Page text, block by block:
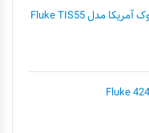
دوربین تصویربرداری حرارتی فلوک آمریکا مدل Fluke TIS55